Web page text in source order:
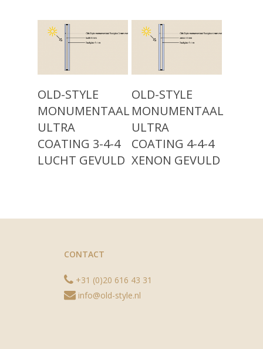
OLD-STYLE
MONUMENTAAL
ULTRA
COATING 3-4-4
LUCHT GEVULD
OLD-STYLE
MONUMENTAAL
ULTRA
COATING 4-4-4
XENON GEVULD
CONTACT
+31 (0)20 616 43 31
info@old-style.nl
Nieuw: Vacuümglas
Showroom